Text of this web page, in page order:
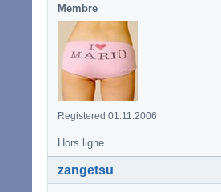
Membre
Registered 01.11.2006
Hors ligne
zangetsu